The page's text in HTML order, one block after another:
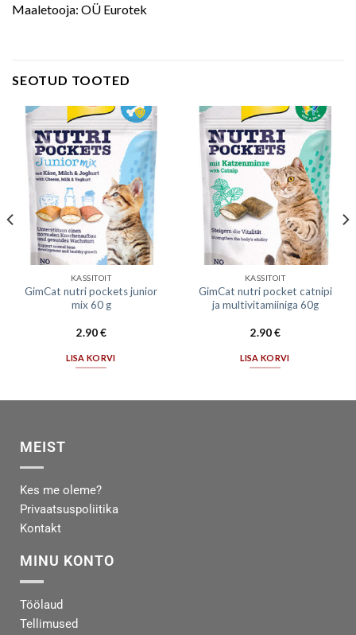
Maaletooja: OÜ Eurotek
SEOTUD TOOTED
KASSITOIT
GimCat nutri pockets junior
mix 60 g
2.90€
LISA KORVI
KASSITOIT
GimCat nutri pocket catnipi
ja multivitamiiniga 60g
2.90€
LISA KORVI
MEIST
Kes me oleme?
Privaatsuspoliitika
Kontakt
MINU KONTO
Töölaud
Tellimused